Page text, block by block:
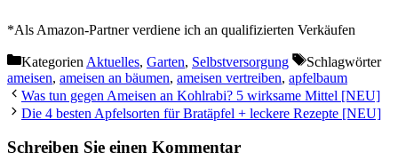
*Als Amazon-Partner verdiene ich an qualifizierten Verkäufen
Kategorien Aktuelles, Garten, Selbstversorgung
Schlagwörter
ameisen, ameisen an bäumen, ameisen vertreiben, apfelbaum
Was tun gegen Ameisen an Kohlrabi? 5 wirksame Mittel [NEU]
Die 4 besten Apfelsorten für Bratäpfel + leckere Rezepte [NEU]
Schreiben Sie einen Kommentar